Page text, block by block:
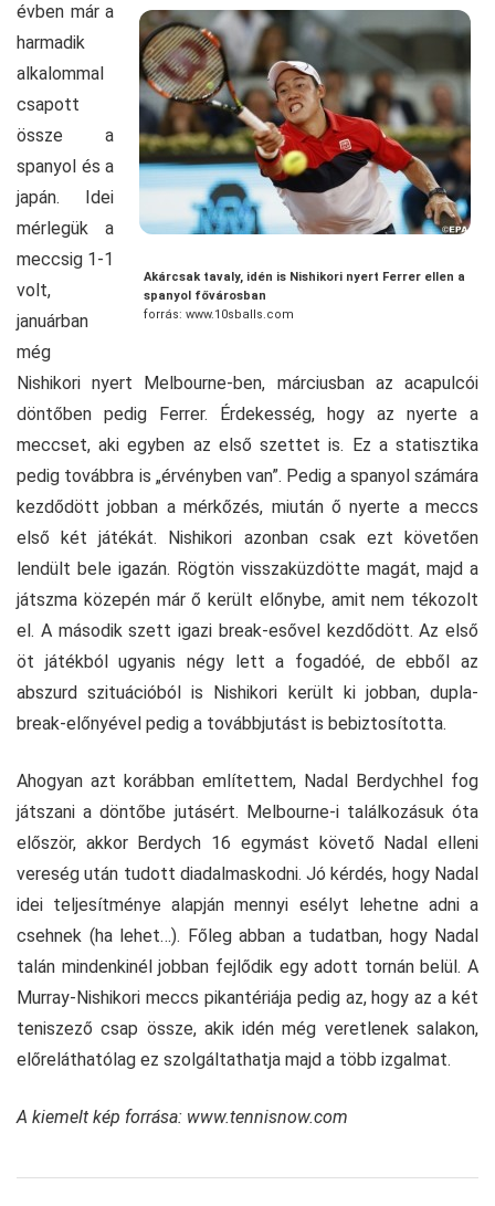
Akárcsak tavaly, idén is Nishikori nyert Ferrer ellen a
spanyol fővárosban
forrás: www.10sballs.com
évben már a
harmadik
alkalommal
csapott
össze a
spanyol és a
japán. Idei
mérlegük a
meccsig 1-1
volt,
januárban
még
Nishikori nyert Melbourne-ben, márciusban az acapulcói
döntőben pedig Ferrer. Érdekesség, hogy az nyerte a
meccset, aki egyben az első szettet is. Ez a statisztika
pedig továbbra is „érvényben van”. Pedig a spanyol számára
kezdődött jobban a mérkőzés, miután ő nyerte a meccs
első két játékát. Nishikori azonban csak ezt követően
lendült bele igazán. Rögtön visszaküzdötte magát, majd a
játszma közepén már ő került előnybe, amit nem tékozolt
el. A második szett igazi break-esővel kezdődött. Az első
öt játékból ugyanis négy lett a fogadóé, de ebből az
abszurd szituációból is Nishikori került ki jobban, dupla-
break-előnyével pedig a továbbjutást is bebiztosította.
Ahogyan azt korábban említettem, Nadal Berdychhel fog
játszani a döntőbe jutásért. Melbourne-i találkozásuk óta
először, akkor Berdych 16 egymást követő Nadal elleni
vereség után tudott diadalmaskodni. Jó kérdés, hogy Nadal
idei teljesítménye alapján mennyi esélyt lehetne adni a
csehnek (ha lehet…). Főleg abban a tudatban, hogy Nadal
talán mindenkinél jobban fejlődik egy adott tornán belül. A
Murray-Nishikori meccs pikantériája pedig az, hogy az a két
teniszező csap össze, akik idén még veretlenek salakon,
előreláthatólag ez szolgáltathatja majd a több izgalmat.
A kiemelt kép forrása: www.tennisnow.com